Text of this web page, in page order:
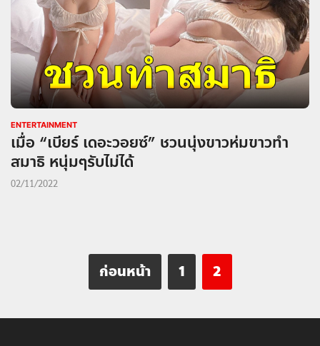
ENTERTAINMENT
เมื่อ “เบียร์ เดอะวอยซ์” ชวนนุ่งขาวห่มขาวทำ
สมาธิ หนุ่มๆรับไม่ได้
02/11/2022
ก่อนหน้า 1 2